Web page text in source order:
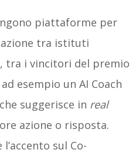
piattaforme per
tra istituti
tra i vincitori del premio
esempio un AI Coach
suggerisce in real
azione o risposta.
sul Co-